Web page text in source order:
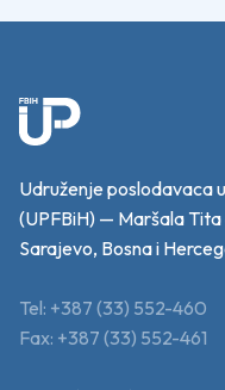
Udruženje poslodavaca
(UPFBiH) — Maršala
Sarajevo, Bosna i
Tel: +387 (33) 552-460
Fax: +387 (33) 552-461